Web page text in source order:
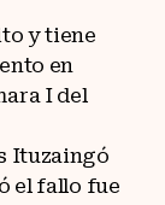
y tiene
en
I del
Ituzaingó
el fallo fue